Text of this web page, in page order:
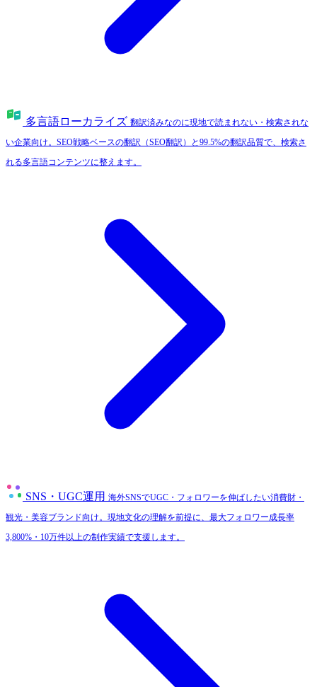
多言語ローカライズ 翻訳済みなのに現地で読まれない・検索されな
い企業向け。SEO戦略ベースの翻訳（SEO翻訳）と99.5%の翻訳品質で、検索さ
れる多言語コンテンツに整えます。
SNS・UGC運用 海外SNSでUGC・フォロワーを伸ばしたい消費財・
観光・美容ブランド向け。現地文化の理解を前提に、最大フォロワー成長率
3,800%・10万件以上の制作実績で支援します。